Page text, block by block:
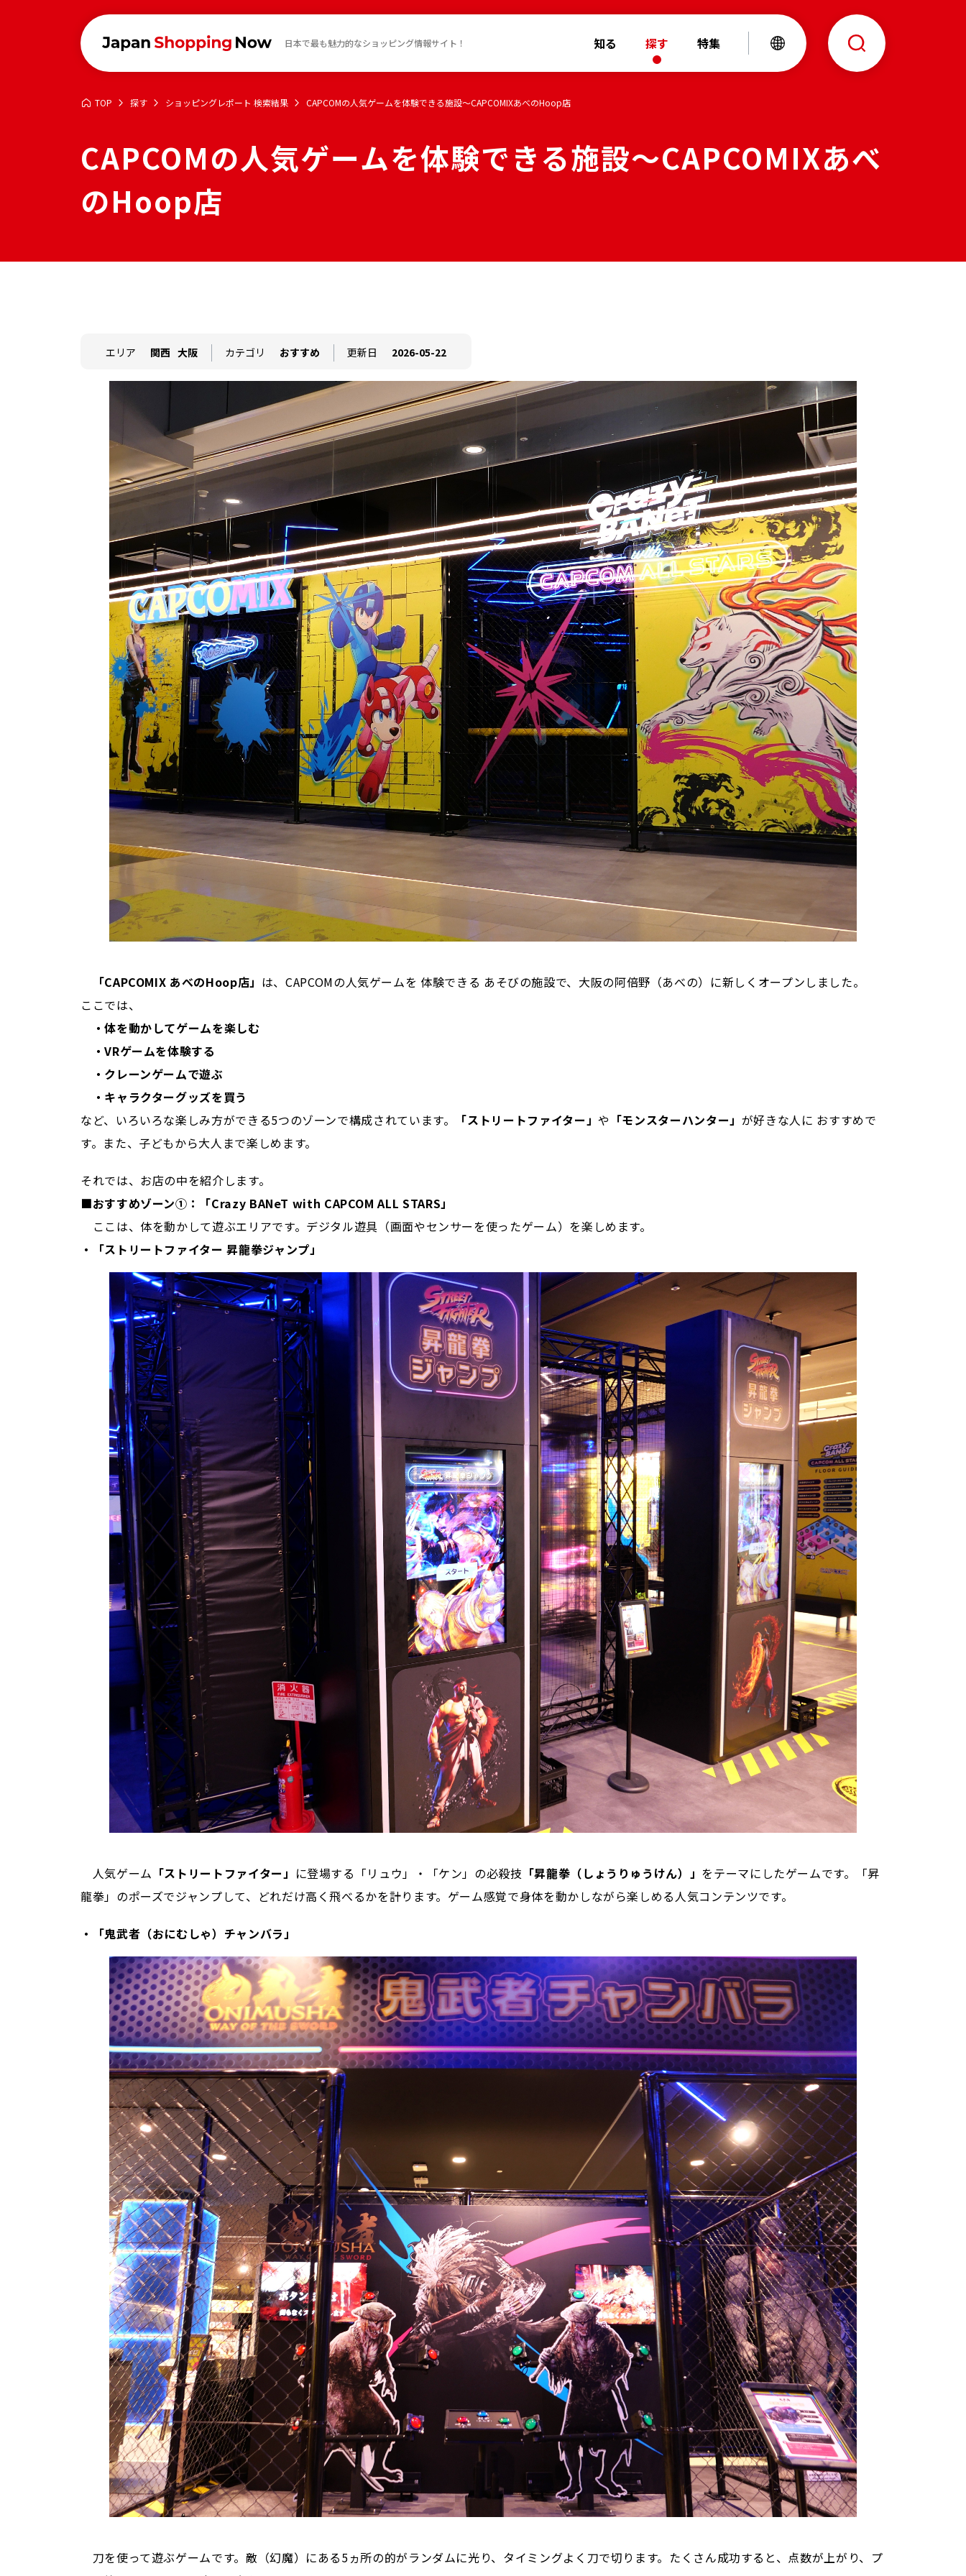
日本で最も魅力的なショッピング情報サイト！ 知る 探す 特集
TOP 探す ショッピングレポート 検索結果 CAPCOMの人気ゲームを体験できる施設～CAPCOMIXあべのHoop店
CAPCOMの人気ゲームを体験できる施設～CAPCOMIXあべ
のHoop店
エリア 関西 大阪 カテゴリ おすすめ 更新日 2026-05-22
「CAPCOMIX あべのHoop店」 は、CAPCOMの人気ゲームを 体験できる あそびの施設で、大阪の阿倍野（あべの）に新しくオープンしました。
ここでは、
・体を動かしてゲームを楽しむ
・VRゲームを体験する
・クレーンゲームで遊ぶ
・キャラクターグッズを買う
など、いろいろな楽しみ方ができる5つのゾーンで構成されています。
「ストリートファイター」や 「モンスターハンター」 が好きな人に おすすめで
す。また、子どもから大人まで楽しめます。
それでは、お店の中を紹介します。
■おすすめゾーン①：「Crazy BANeT with CAPCOM ALL STARS」
ここは、体を動かして遊ぶエリアです。デジタル遊具（画面やセンサーを使ったゲーム）を楽しめます。
・「ストリートファイター 昇龍拳ジャンプ」
人気ゲーム 「ストリートファイター」 に登場する「リュウ」・「ケン」の必殺技 「昇龍拳（しょうりゅうけん）」 をテーマにしたゲームです。「昇
龍拳」のポーズでジャンプして、どれだけ高く飛べるかを計ります。ゲーム感覚で身体を動かしながら楽しめる人気コンテンツです。
・「鬼武者（おにむしゃ）チャンバラ」
刀を使って遊ぶゲームです。敵（幻魔）にある5ヵ所の的がランダムに光り、タイミングよく刀で切ります。たくさん成功すると、点数が上がり、プ